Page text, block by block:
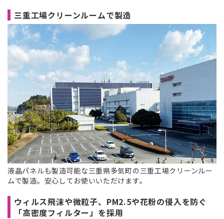
三重工場クリーンルームで製造
液晶パネルも製造可能な三重県多気町の三重工場クリーンルー
ムで製造。安心してお使いいただけます。
ウィルス飛沫や微粒子、PM2.5や花粉の侵入を防ぐ
「高密度フィルター」を採用